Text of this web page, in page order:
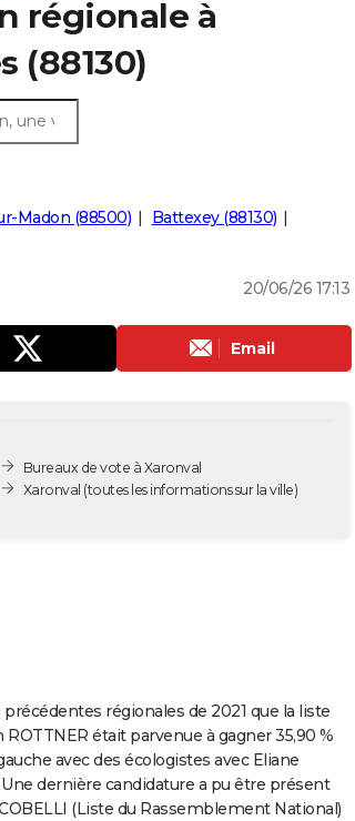
régionale à
(88130)
Madon (88500)
Battexey (88130)
20/06/26 17:13
Email
Bureaux de vote à Xaronval
Xaronval (toutes les informations sur la ville)
régionales de 2021 que la liste
était parvenue à gagner 35,90 %
avec des écologistes avec Eliane
dernière candidature a pu être présent
(Liste du Rassemblement National)